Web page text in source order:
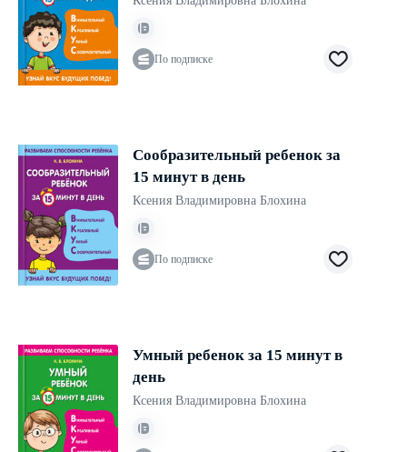
По подписке
Сообразительный ребенок за
15 минут в день
Ксения Владимировна Блохина
По подписке
Умный ребенок за 15 минут в
день
Ксения Владимировна Блохина